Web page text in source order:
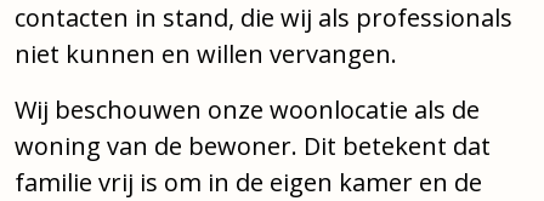
contacten in stand, die wij als professionals
niet kunnen en willen vervangen.
Wij beschouwen onze woonlocatie als de
woning van de bewoner. Dit betekent dat
familie vrij is om in de eigen kamer en de